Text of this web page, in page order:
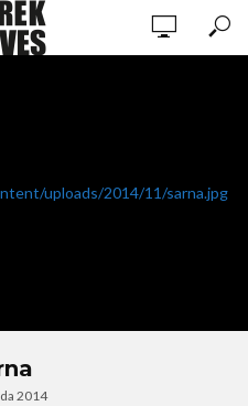
uploads/2014/11/sarna.jpg
2014